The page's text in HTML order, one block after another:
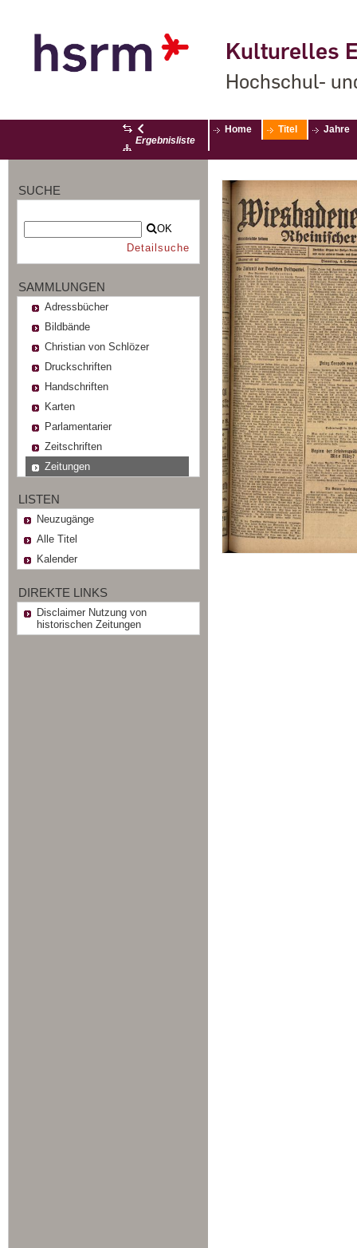
Kulturelles
Hochschul-
Ergebnisliste
Home Titel Jahre
SUCHE
OK
Detailsuche
SAMMLUNGEN
Adressbücher
Bildbände
Christian von Schlözer
Druckschriften
Handschriften
Karten
Parlamentarier
Zeitschriften
Zeitungen
LISTEN
Neuzugänge
Alle Titel
Kalender
DIREKTE LINKS
Disclaimer Nutzung von
historischen Zeitungen